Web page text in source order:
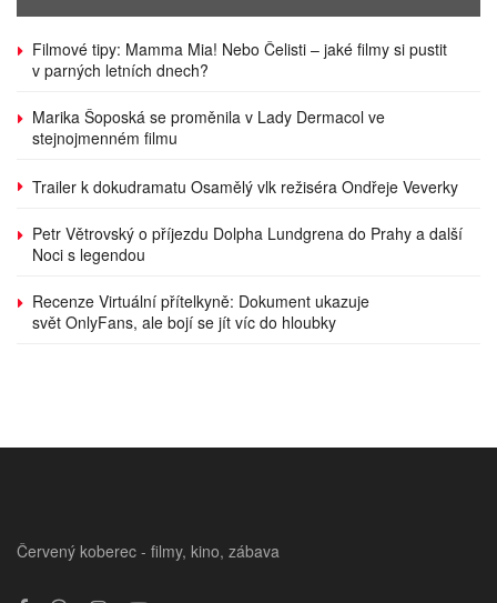
Filmové tipy: Mamma Mia! Nebo Čelisti – jaké filmy si pustit
v parných letních dnech?
Marika Šoposká se proměnila v Lady Dermacol ve
stejnojmenném filmu
Trailer k dokudramatu Osamělý vlk režiséra Ondřeje Veverky
Petr Větrovský o příjezdu Dolpha Lundgrena do Prahy a další
Noci s legendou
Recenze Virtuální přítelkyně: Dokument ukazuje
svět OnlyFans, ale bojí se jít víc do hloubky
Červený koberec - filmy, kino, zábava